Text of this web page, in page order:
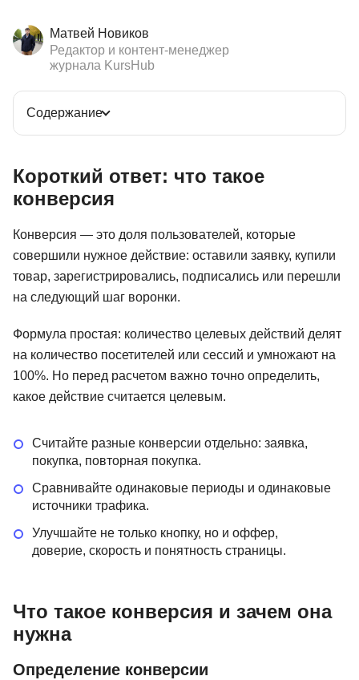
Матвей Новиков
Редактор и контент-менеджер
журнала KursHub
Содержание
Короткий ответ: что такое
конверсия
Конверсия — это доля пользователей, которые
совершили нужное действие: оставили заявку, купили
товар, зарегистрировались, подписались или перешли
на следующий шаг воронки.
Формула простая: количество целевых действий делят
на количество посетителей или сессий и умножают на
100%. Но перед расчетом важно точно определить,
какое действие считается целевым.
Считайте разные конверсии отдельно: заявка,
покупка, повторная покупка.
Сравнивайте одинаковые периоды и одинаковые
источники трафика.
Улучшайте не только кнопку, но и оффер,
доверие, скорость и понятность страницы.
Что такое конверсия и зачем она
нужна
Определение конверсии